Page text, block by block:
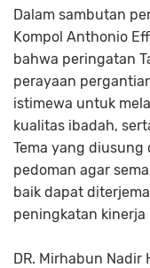
Dalam sambutan
Kompol Anthonio
bahwa peringatan
perayaan
istimewa untuk
kualitas ibadah,
Tema yang diusung
pedoman agar
baik dapat
peningkatan
DR. Mirhabun Nadir